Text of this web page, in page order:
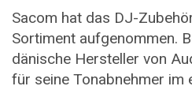
Sacom hat das DJ-
Sortiment aufgenommen.
dänische Hersteller von
für seine Tonabnehmer im